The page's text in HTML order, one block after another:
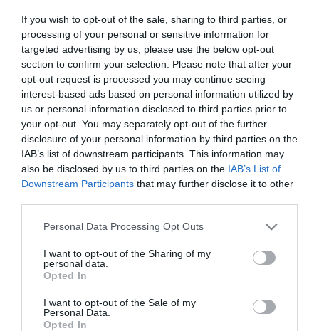
If you wish to opt-out of the sale, sharing to third parties, or
processing of your personal or sensitive information for
targeted advertising by us, please use the below opt-out
section to confirm your selection. Please note that after your
opt-out request is processed you may continue seeing
interest-based ads based on personal information utilized by
us or personal information disclosed to third parties prior to
your opt-out. You may separately opt-out of the further
disclosure of your personal information by third parties on the
IAB’s list of downstream participants. This information may
also be disclosed by us to third parties on the IAB’s List of
Downstream Participants that may further disclose it to other
Please note that this website/app uses one or more Google
not limited to your visit or usage behaviour. You may click to
grant or deny consent to Google and its third-party tags to
use your data for below specified purposes in below Google
consent section.
Personal Data Processing Opt Outs
I want to opt-out of the Sharing of my
personal data.
Opted In
I want to opt-out of the Sale of my
Personal Data.
Opted In
Martinos […]